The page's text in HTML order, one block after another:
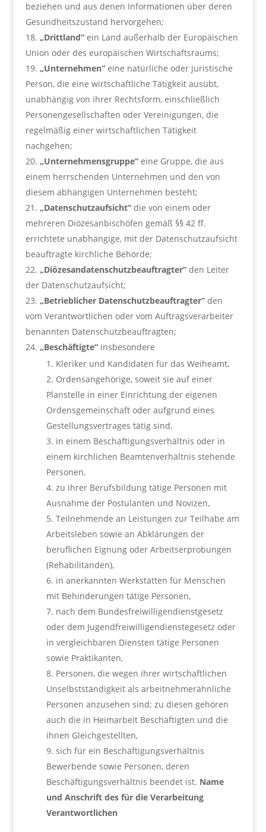
beziehen und aus denen Informationen über deren
Gesundheitszustand hervorgehen;
„Drittland“ein Land außerhalb der Europäischen
Union oder des europäischen Wirtschaftsraums;
„Unternehmen“eine natürliche oder juristische
Person, die eine wirtschaftliche Tätigkeit ausübt,
unabhängig von ihrer Rechtsform, einschließlich
Personengesellschaften oder Vereinigungen, die
regelmäßig einer wirtschaftlichen Tätigkeit
nachgehen;
„Unternehmensgruppe“eine Gruppe, die aus
einem herrschenden Unternehmen und den von
diesem abhängigen Unternehmen besteht;
„Datenschutzaufsicht“die von einem oder
mehreren Diözesanbischöfen gemäß §§ 42 ff.
errichtete unabhängige, mit der Datenschutzaufsicht
beauftragte kirchliche Behörde;
„Diözesandatenschutzbeauftragter“den Leiter
der Datenschutzaufsicht;
„Betrieblicher Datenschutzbeauftragter“den
vom Verantwortlichen oder vom Auftragsverarbeiter
benannten Datenschutzbeauftragten;
„Beschäftigte“insbesondere
Kleriker und Kandidaten für das Weiheamt,
Ordensangehörige, soweit sie auf einer
Planstelle in einer Einrichtung der eigenen
Ordensgemeinschaft oder aufgrund eines
Gestellungsvertrages tätig sind,
in einem Beschäftigungsverhältnis oder in
einem kirchlichen Beamtenverhältnis stehende
Personen,
zu ihrer Berufsbildung tätige Personen mit
Ausnahme der Postulanten und Novizen,
Teilnehmende an Leistungen zur Teilhabe am
Arbeitsleben sowie an Abklärungen der
beruflichen Eignung oder Arbeitserprobungen
(Rehabilitanden),
in anerkannten Werkstätten für Menschen
mit Behinderungen tätige Personen,
nach dem Bundesfreiwilligendienstgesetz
oder dem Jugendfreiwilligendienstegesetz oder
in vergleichbaren Diensten tätige Personen
sowie Praktikanten,
Personen, die wegen ihrer wirtschaftlichen
Unselbstständigkeit als arbeitnehmerähnliche
Personen anzusehen sind; zu diesen gehören
auch die in Heimarbeit Beschäftigten und die
ihnen Gleichgestellten,
sich für ein Beschäftigungsverhältnis
Bewerbende sowie Personen, deren
Beschäftigungsverhältnis beendet ist. Name
und Anschrift des für die Verarbeitung
Verantwortlichen